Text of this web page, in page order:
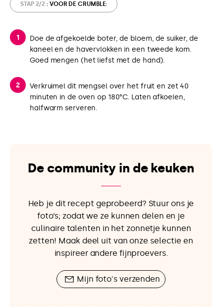
STAP 2/2 : VOOR DE CRUMBLE:
Doe de afgekoelde boter, de bloem, de suiker, de
kaneel en de havervlokken in een tweede kom.
Goed mengen (het liefst met de hand).
Verkruimel dit mengsel over het fruit en zet 40
minuten in de oven op 180°C. Laten afkoelen,
halfwarm serveren.
De community in de keuken
Heb je dit recept geprobeerd? Stuur ons je
foto’s; zodat we ze kunnen delen en je
culinaire talenten in het zonnetje kunnen
zetten! Maak deel uit van onze selectie en
inspireer andere fijnproevers.
Mijn foto's verzenden